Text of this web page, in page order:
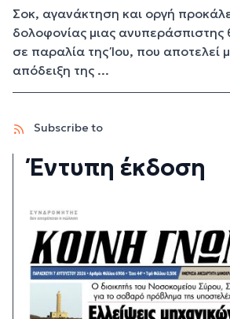
Σοκ, αγανάκτηση και οργή
δολοφονίας μιας ανυπεράσπιστης
σε παραλία της Ίου, που αποτελεί
απόδειξη της ...
Subscribe to
Έντυπη έκδοση